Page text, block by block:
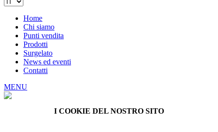
Home
Chi siamo
Punti vendita
Prodotti
Surgelato
News ed eventi
Contatti
MENU
I COOKIE DEL NOSTRO SITO